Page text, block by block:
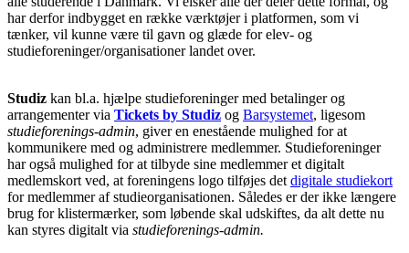
har derfor indbygget en række værktøjer i platformen, som vi
tænker, vil kunne være til gavn og glæde for elev- og
studieforeninger/organisationer landet over.
Studiz kan bl.a. hjælpe studieforeninger med betalinger og
arrangementer via Tickets by Studiz og Barsystemet, ligesom
studieforenings-admin, giver en enestående mulighed for at
kommunikere med og administrere medlemmer. Studieforeninger
har også mulighed for at tilbyde sine medlemmer et digitalt
medlemskort ved, at foreningens logo tilføjes detdigitale studiekort
for medlemmer af studieorganisationen. Således er der ikke længere
brug for klistermærker, som løbende skal udskiftes, da alt dette nu
kan styres digitalt via studieforenings-admin.